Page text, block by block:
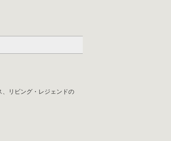
、リビング・レジェンドの